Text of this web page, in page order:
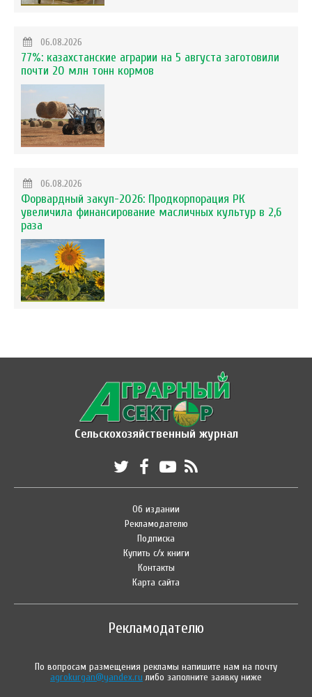
06.08.2026
77%: казахстанские аграрии на 5 августа заготовили
почти 20 млн тонн кормов
06.08.2026
Форвардный закуп-2026: Продкорпорация РК
увеличила финансирование масличных культур в 2,6
раза
Сельскохозяйственный журнал
Об издании
Рекламодателю
Подписка
Купить с/х книги
Контакты
Карта сайта
Рекламодателю
По вопросам размещения рекламы напишите нам на почту
agrokurgan@yandex.ru либо заполните заявку ниже